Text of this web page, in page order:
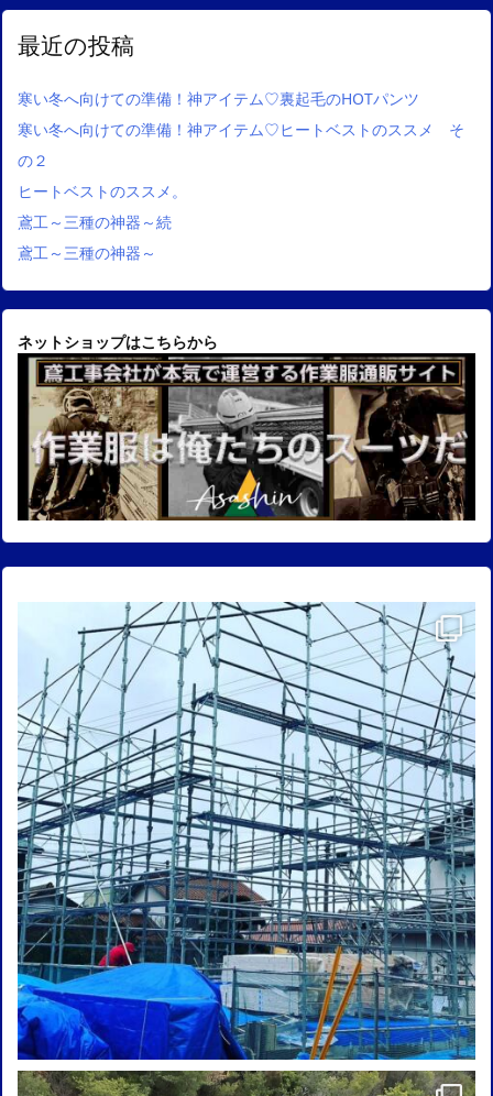
最近の投稿
寒い冬へ向けての準備！神アイテム♡裏起毛のHOTパンツ
寒い冬へ向けての準備！神アイテム♡ヒートベストのススメ そ
の２
ヒートベストのススメ。
鳶工～三種の神器～続
鳶工～三種の神器～
ネットショップはこちらから